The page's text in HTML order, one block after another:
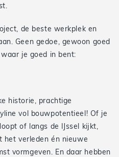
de beste werkplek en
Geen gedoe, gewoon goed
je goed in bent:
historie, prachtige
vol bouwpotentieel! Of je
of langs de IJssel kijkt,
het verleden én nieuwe
vormgeven. En daar hebben